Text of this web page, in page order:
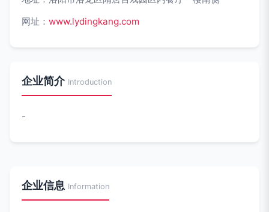
网址： www.lydingkang.com
企业简介 Introduction
-
企业信息 Information